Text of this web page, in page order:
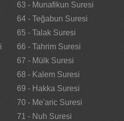
63 - Munafikun Suresi
64 - Teğabun Suresi
65 - Talak Suresi
66 - Tahrim Suresi
67 - Mülk Suresi
68 - Kalem Suresi
69 - Hakka Suresi
70 - Me'aric Suresi
71 - Nuh Suresi